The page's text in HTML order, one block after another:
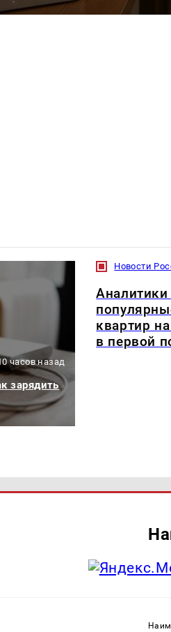
часов назад
зарядить
Новости
квартир
в первой